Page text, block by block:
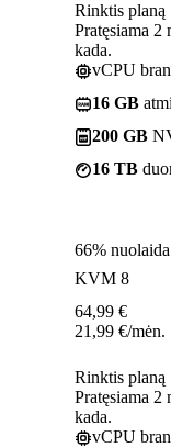
Rinktis planą
Pratęsiama 2
kada.
vCPU
16 GB
200 GB
16 TB
66% nuolaida
KVM 8
64,99 €
21,99 €/mėn.
Rinktis planą
Pratęsiama 2
kada.
vCPU